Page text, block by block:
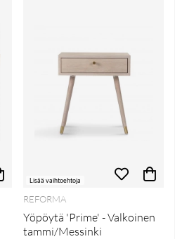
Lisää vaihtoehtoja
REFORMA
Yöpöytä 'Prime' - Valkoinen
tammi/Messinki